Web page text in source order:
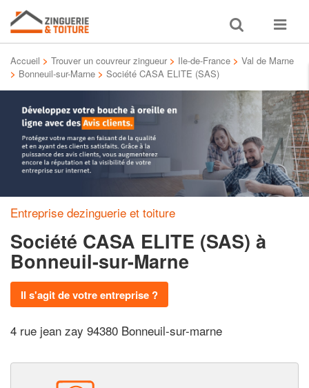
Toggle
search
Toggle
Accueil > Trouver un couvreur zingueur > Ile-de-France > Val de Marne
> Bonneuil-sur-Marne > Société CASA ELITE (SAS)
Entreprise dezinguerie et toiture
Société CASA ELITE (SAS) à
Bonneuil-sur-Marne
Il s'agit de votre entreprise ?
4 rue jean zay 94380 Bonneuil-sur-marne